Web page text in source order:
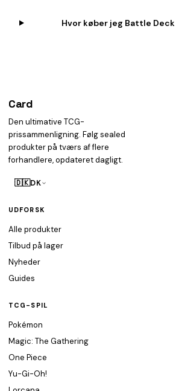
Hvor køber jeg Battle
Card
Den ultimative TCG-
prissammenligning. Følg sealed
produkter på tværs af flere
forhandlere, opdateret dagligt.
🇩🇰DK
UDFORSK
Alle produkter
Tilbud på lager
Nyheder
Guides
TCG-SPIL
Pokémon
Magic: The Gathering
One Piece
Yu-Gi-Oh!